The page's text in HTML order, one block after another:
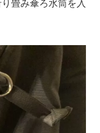
畳み傘ろ水筒を入